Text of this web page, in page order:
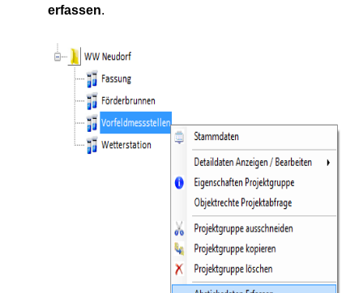
Messstelle sichten oder bearbeiten
Messstelle ändern oder löschen
eine Messstellengruppe erfassen
erfassen.